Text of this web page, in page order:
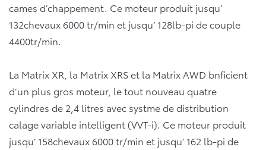
cames d’chappement. Ce moteur produit jusqu’
132chevaux 6000 tr/min et jusqu’ 128lb-pi de couple
4400tr/min.
La Matrix XR, la Matrix XRS et la Matrix AWD bnficient
d’un plus gros moteur, le tout nouveau quatre
cylindres de 2,4 litres avec systme de distribution
calage variable intelligent (VVT-i). Ce moteur produit
jusqu’ 158chevaux 6000 tr/min et jusqu’ 162 lb-pi de